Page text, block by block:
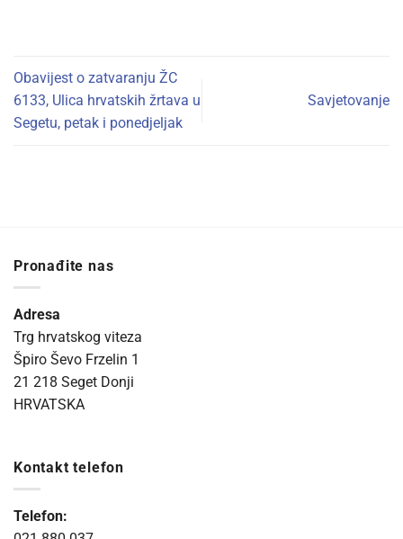
Obavijest o zatvaranju ŽC
6133, Ulica hrvatskih žrtava u
Segetu, petak i ponedjeljak
Savjetovanje
Pronađite nas
Adresa
Trg hrvatskog viteza
Špiro Ševo Frzelin 1
21 218 Seget Donji
HRVATSKA
Kontakt telefon
Telefon: